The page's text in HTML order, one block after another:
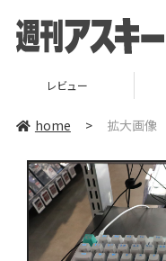
レビュー
home > 拡大画像